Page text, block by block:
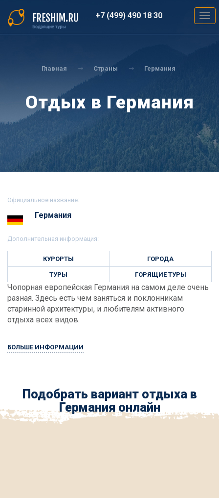
основному
содержанию
+7 (499) 490 18 30
Главная Страны Германия
Отдых в Германия
Официальное название:
Германия
Дополнительная информация:
КУРОРТЫ ГОРОДА
ТУРЫ ГОРЯЩИЕ ТУРЫ
Чопорная европейская Германия на самом деле очень
разная. Здесь есть чем заняться и поклонникам
старинной архитектуры, и любителям активного
отдыха всех видов.
БОЛЬШЕ ИНФОРМАЦИИ
Подобрать вариант отдыха в
Германия онлайн